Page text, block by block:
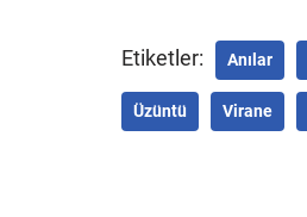
Etiketler: Anılar
Üzüntü Virane